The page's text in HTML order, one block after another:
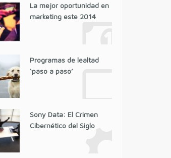
La mejor oportunidad en
marketing este 2014
Programas de lealtad
‘paso a paso’
Sony Data: El Crimen
Cibernético del Siglo